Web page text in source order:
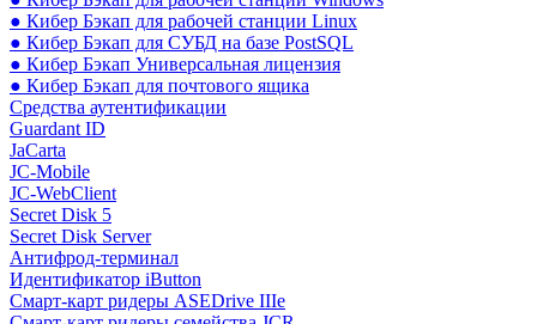
● Кибер Бэкап для рабочей станции Linux
● Кибер Бэкап для СУБД на базе PostSQL
● Кибер Бэкап Универсальная лицензия
● Кибер Бэкап для почтового ящика
Средства аутентификации
Guardant ID
JaCarta
JC-Mobile
JC-WebClient
Secret Disk 5
Secret Disk Server
Антифрод-терминал
Идентификатор iButton
Смарт-карт ридеры ASEDrive IIIe